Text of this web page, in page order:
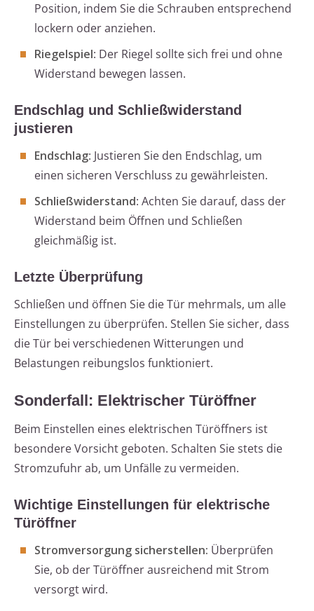
Position, indem Sie die Schrauben entsprechend
lockern oder anziehen.
Riegelspiel: Der Riegel sollte sich frei und ohne
Widerstand bewegen lassen.
Endschlag und Schließwiderstand
justieren
Endschlag: Justieren Sie den Endschlag, um
einen sicheren Verschluss zu gewährleisten.
Schließwiderstand: Achten Sie darauf, dass der
Widerstand beim Öffnen und Schließen
gleichmäßig ist.
Letzte Überprüfung
Schließen und öffnen Sie die Tür mehrmals, um alle
Einstellungen zu überprüfen. Stellen Sie sicher, dass
die Tür bei verschiedenen Witterungen und
Belastungen reibungslos funktioniert.
Sonderfall: Elektrischer Türöffner
Beim Einstellen eines elektrischen Türöffners ist
besondere Vorsicht geboten. Schalten Sie stets die
Stromzufuhr ab, um Unfälle zu vermeiden.
Wichtige Einstellungen für elektrische
Türöffner
Stromversorgung sicherstellen: Überprüfen
Sie, ob der Türöffner ausreichend mit Strom
versorgt wird.